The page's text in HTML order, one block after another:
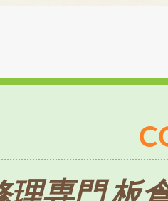
理専門 板